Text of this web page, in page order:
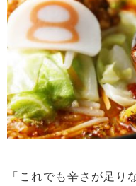
「これでも辛さが足り